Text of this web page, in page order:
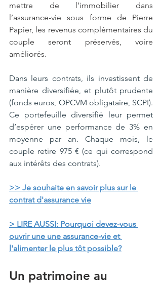
mettre de l’immobilier dans
l’assurance-vie sous forme de Pierre
Papier, les revenus complémentaires du
couple seront préservés, voire
améliorés.
Dans leurs contrats, ils investissent de
manière diversifiée, et plutôt prudente
(fonds euros, OPCVM obligataire, SCPI).
Ce portefeuille diversifié leur permet
d’espérer une performance de 3% en
moyenne par an. Chaque mois, le
couple retire 975 € (ce qui correspond
aux intérêts des contrats).
>> Je souhaite en savoir plus sur l e
contrat d'assurance vie
> LIRE AUSSI: Pourquoi devez-vous
ouvrir une une assurance-vie et
l'alimenter le plus tôt possible?
Un patrimoine au